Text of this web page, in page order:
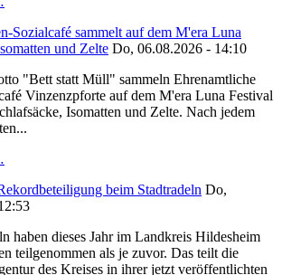
Sozialcafé sammelt auf dem M'era Luna
und Zelte Do, 06.08.2026 - 14:10
"Bett statt Müll" sammeln Ehrenamtliche
Vinzenzpforte auf dem M'era Luna Festival
Isomatten und Zelte. Nach jedem
beim Stadtradeln Do,
haben dieses Jahr im Landkreis Hildesheim
teilgenommen als je zuvor. Das teilt die
des Kreises in ihrer jetzt veröffentlichten